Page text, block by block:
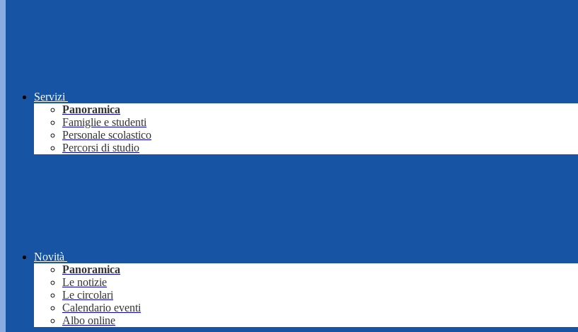
Servizi
Panoramica
Famiglie e studenti
Personale scolastico
Percorsi di studio
Novità
Panoramica
Le notizie
Le circolari
Calendario eventi
Albo online